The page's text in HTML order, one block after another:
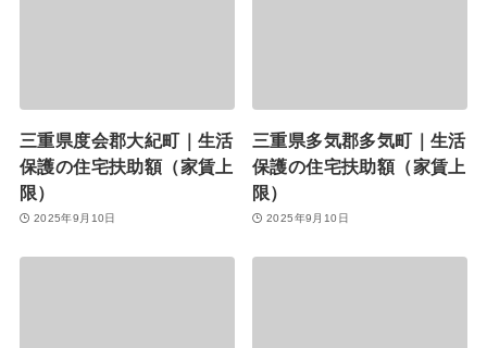
三重県度会郡大紀町｜生活
保護の住宅扶助額（家賃上
限）
2025年9月10日
三重県多気郡多気町｜生活
保護の住宅扶助額（家賃上
限）
2025年9月10日